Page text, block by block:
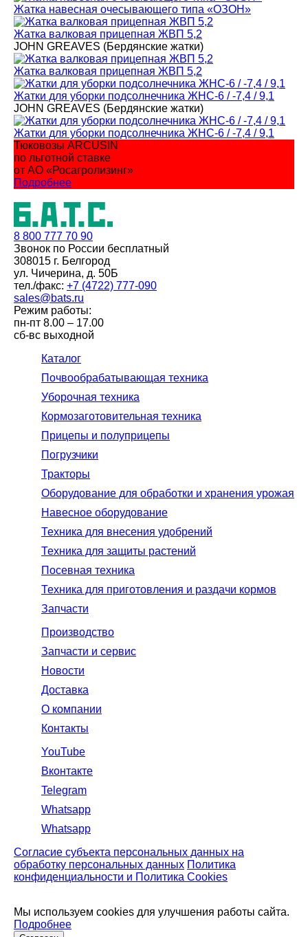
Жатка навесная очесывающего типа «ОЗОН»
Жатка валковая прицепная ЖВП 5,2
JOHN GREAVES (Бердянские жатки)
Жатка валковая прицепная ЖВП 5,2
Жатки для уборки подсолнечника ЖНС-6 / -7,4 / 9,1
JOHN GREAVES (Бердянские жатки)
Жатки для уборки подсолнечника ЖНС-6 / -7,4 / 9,1
Тюковозы ARCUSIN
по льготной ставке
от АО «Росагролизинг»
Подробнее
8 800 777 70 90
Звонок по России бесплатный
308015 г. Белгород
ул. Чичерина, д. 50Б
тел./факс: +7 (4722) 777-090
sales@bats.ru
Режим работы:
пн-пт 8.00 – 17.00
сб-вс выходной
Каталог
Почвообрабатывающая техника
Уборочная техника
Кормозаготовительная техника
Прицепы и полуприцепы
Погрузчики
Тракторы
Оборудование для обработки и хранения урожая
Навесное оборудование
Техника для внесения удобрений
Техника для защиты растений
Посевная техника
Техника для приготовления и раздачи кормов
Запчасти
Производство
Запчасти и сервис
Новости
Доставка
О компании
Контакты
YouTube
Вконтакте
Telegram
Whatsapp
Whatsapp
Согласие субъекта персональных данных на
обработку персональных данных Политика
конфиденциальности и Политика Cookies
Мы используем cookies для улучшения работы сайта.
Подробнее